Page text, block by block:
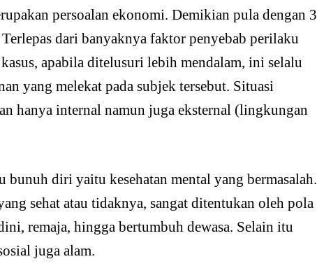
persoalan ekonomi. Demikian pula dengan 3
dari banyaknya faktor penyebab perilaku
apabila ditelusuri lebih mendalam, ini selalu
yang melekat pada subjek tersebut. Situasi
hanya internal namun juga eksternal (lingkungan
bunuh diri yaitu kesehatan mental yang bermasalah.
sehat atau tidaknya, sangat ditentukan oleh pola
remaja, hingga bertumbuh dewasa. Selain itu
juga alam.